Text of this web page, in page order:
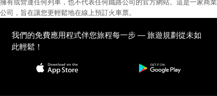
擁有或營運任何列車，也不代表任何鐵路公司的官方網站。這是一家商業
公司，旨在讓您更輕鬆地在線上預訂火車票。
我們的免費應用程式伴您旅程每一步 — 旅遊規劃從未如
此輕鬆！